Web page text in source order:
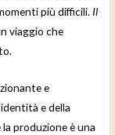
più difficili. Il
viaggio che
e
e della
produzione è una